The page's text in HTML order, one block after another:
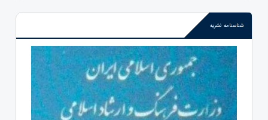
شناسنامه نشریه